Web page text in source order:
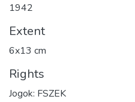
1942
Extent
6x13 cm
Rights
Jogok: FSZEK